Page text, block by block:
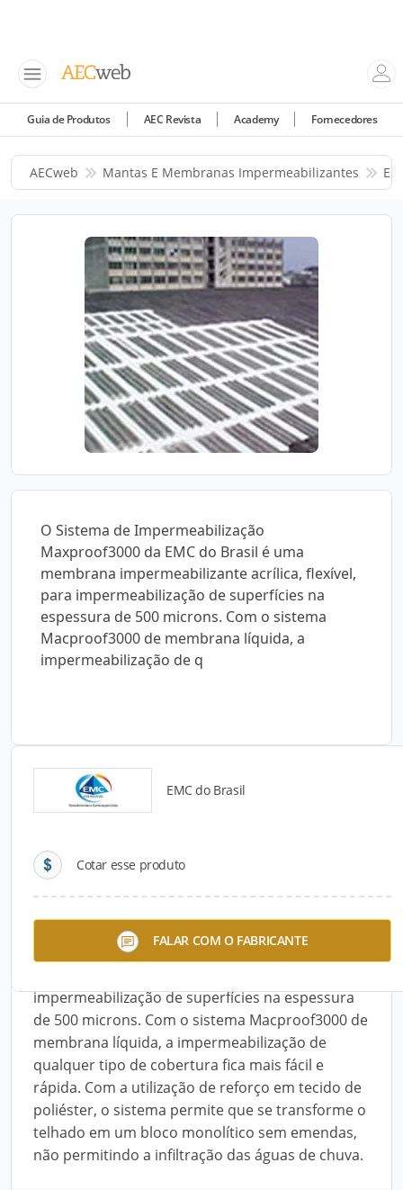
Guia de Produtos AEC Revista Academy Fornecedores
AECweb Mantas E Membranas Impermeabilizantes
O Sistema de Impermeabilização
Maxproof3000 da EMC do Brasil é uma
membrana impermeabilizante acrílica, flexível,
para impermeabilização de superfícies na
espessura de 500 microns. Com o sistema
Macproof3000 de membrana líquida, a
impermeabilização de q
EMC do Brasil
Cotar esse produto
FALAR COM O FABRICANTE
Detalhes do produto
Descrição do Produto
O Sistema de Impermeabilização Maxproof3000
da EMC do Brasil é uma membrana
impermeabilização de superfícies na espessura
de 500 microns. Com o sistema Macproof3000 de
membrana líquida, a impermeabilização de
qualquer tipo de cobertura fica mais fácil e
rápida. Com a utilização de reforço em tecido de
poliéster, o sistema permite que se transforme o
telhado em um bloco monolítico sem emendas,
não permitindo a infiltração das águas de chuva.